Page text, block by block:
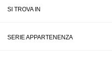
SI TROVA IN
SERIE APPARTENENZA